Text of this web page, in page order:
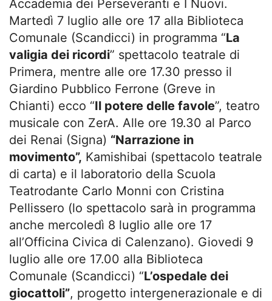
Accademia dei Perseveranti e I Nuovi.
Martedì 7 luglio alle ore 17 alla Biblioteca
Comunale (Scandicci) in programma “La
valigia dei ricordi” spettacolo teatrale di
Primera, mentre alle ore 17.30 presso il
Giardino Pubblico Ferrone (Greve in
Chianti) ecco “Il potere delle favole”, teatro
musicale con ZerA. Alle ore 19.30 al Parco
dei Renai (Signa) “Narrazione in
movimento”, Kamishibai (spettacolo teatrale
di carta) e il laboratorio della Scuola
Teatrodante Carlo Monni con Cristina
Pellissero (lo spettacolo sarà in programma
anche mercoledì 8 luglio alle ore 17
all’Officina Civica di Calenzano). Giovedi 9
luglio alle ore 17.00 alla Biblioteca
Comunale (Scandicci) “L’ospedale dei
giocattoli”, progetto intergenerazionale e di